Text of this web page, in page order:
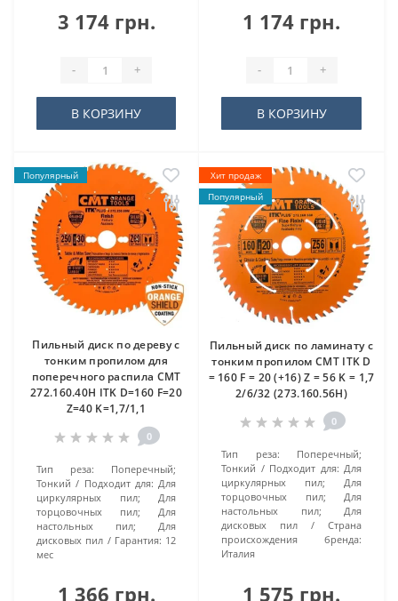
3 174 грн.
- +
В КОРЗИНУ
1 174 грн.
- +
В КОРЗИНУ
Популярный
Пильный диск по дереву с
тонким пропилом для
поперечного распила CMT
272.160.40H ITK D=160 F=20
Z=40 K=1,7/1,1
0
Тип реза:
Поперечный;
Тонкий
Подходит для: Для
циркулярных пил; Для
торцовочных пил; Для
настольных пил; Для
дисковых пил
Гарантия: 12
мес
1 366 грн.
Хит продаж
Популярный
Пильный диск по ламинату с
тонким пропилом CMT ITK D
= 160 F = 20 (+16) Z = 56 K = 1,7
2/6/32 (273.160.56H)
0
Тип реза:
Поперечный;
Тонкий
Подходит для: Для
циркулярных пил; Для
торцовочных пил; Для
настольных пил; Для
дисковых пил
Страна
происхождения бренда:
Италия
1 575 грн.